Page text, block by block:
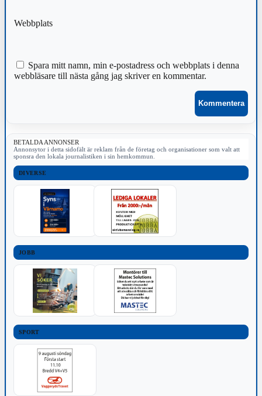
Webbplats
Spara mitt namn, min e-postadress och webbplats i denna
webbläsare till nästa gång jag skriver en kommentar.
BETALDA ANNONSER
Annonsytor i detta sidofält är reklam från de företag och organisationer som valt att
sponsra den lokala journalistiken i sin hemkommun.
DIVERSE
JOBB
SPORT